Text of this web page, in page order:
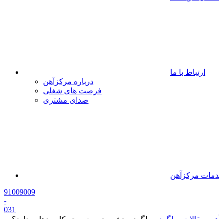
ارتباط با ما
درباره مرکزآهن
فرصت های شغلی
صدای مشتری
مرکزآهن
91009009
-
031